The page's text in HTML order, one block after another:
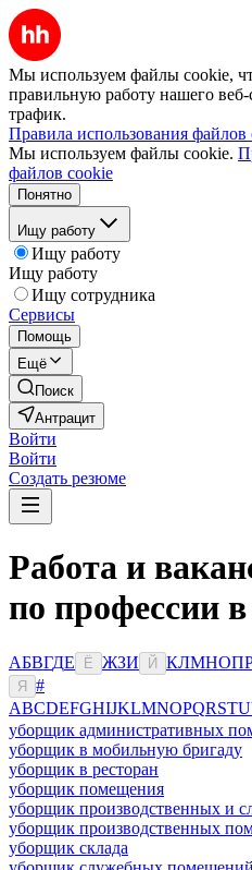
Мы используем файлы cookie,
правильную работу нашего веб-
трафик.
Правила использования файлов
Мы используем файлы cookie.
файлов cookie
Понятно
Ищу работу
Ищу работу
Ищу работу
Ищу сотрудника
Сервисы
Помощь
Ещё
Поиск
Антрацит
Войти
Войти
Создать резюме
Работа и
по профессии
АБВГДЕ Ё ЖЗИ Й КЛМНОП
Я
#
ABCDEFGHIJKLMNOPQRSTU
уборщик административных
уборщик в мобильную бригаду
уборщик в ресторан
уборщик помещения
уборщик производственных и
уборщик производственных
уборщик склада